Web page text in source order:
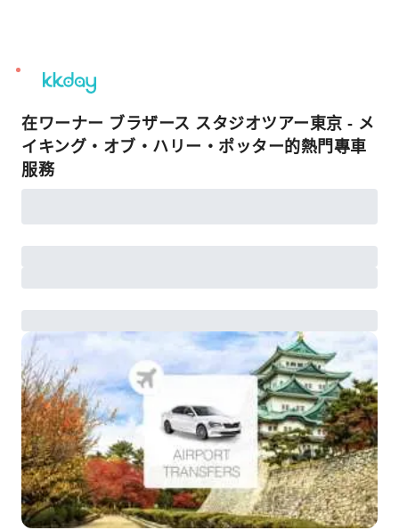
unread
notifications
在ワーナー ブラザース スタジオツアー東京 - メ
イキング・オブ・ハリー・ポッター的熱門專車
服務